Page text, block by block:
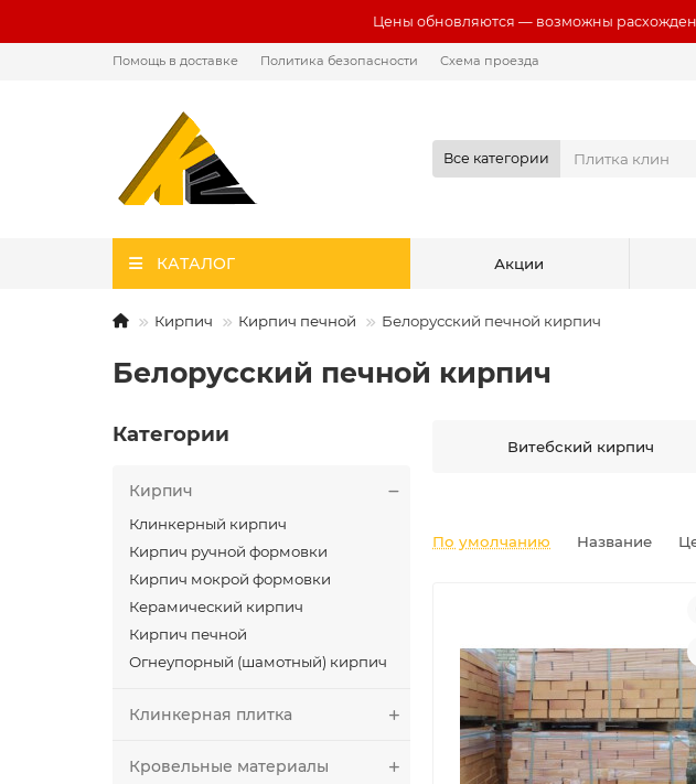
Цены обновляются — возможны
Помощь в доставке Политика безопасности Схема проезда
Все категории
КАТАЛОГ Акции
Кирпич Кирпич печной Белорусский печной кирпич
Белорусский печной кирпич
Категории
Кирпич
Клинкерный кирпич
Кирпич ручной формовки
Кирпич мокрой формовки
Керамический кирпич
Кирпич печной
Огнеупорный (шамотный) кирпич
Клинкерная плитка
Кровельные материалы
Витебский кирпич
По умолчанию Название